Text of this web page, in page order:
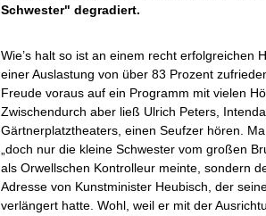
Schwester" degradiert.
Wie’s halt so ist an einem recht erfolgreichen
einer Auslastung von über 83 Prozent
Freude voraus auf ein Programm mit vielen
Zwischendurch aber ließ Ulrich Peters,
Gärtnerplatztheaters, einen Seufzer hören.
„doch nur die kleine Schwester vom großen
als Orwellschen Kontrolleur meinte, sondern
Adresse von Kunstminister Heubisch, der
verlängert hatte. Wohl, weil er mit der